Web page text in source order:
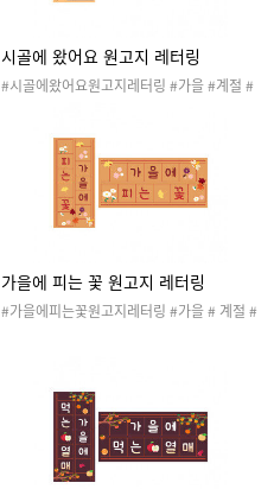
시골에 왔어요 원고지 레터링
#시골에왔어요원고지레터링 #가을 #계절 #
을도안 #가을레터링 #가을환경구성
가을에 피는 꽃 원고지 레터링
#가을에피는꽃원고지레터링 #가을 # 계절 #
연물 #가을환경구성